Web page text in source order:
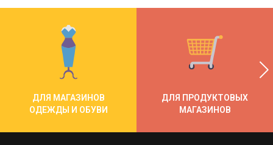
ДЛЯ МАГАЗИНОВ
ОДЕЖДЫ И ОБУВИ
ДЛЯ ПРОДУКТОВЫХ
МАГАЗИНОВ